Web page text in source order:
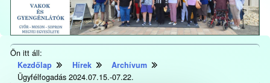
Ön itt áll:
Kezdőlap
Hírek
Archívum
Ügyfélfogadás 2024.07.15.-07.22.